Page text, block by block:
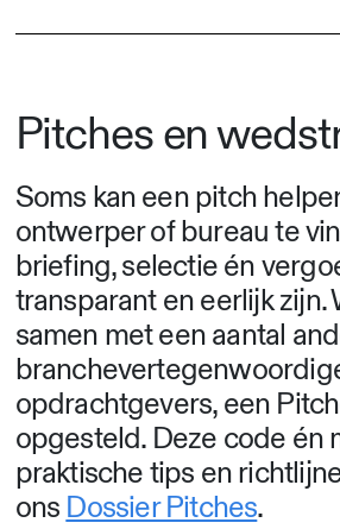
Pitches en
Soms kan een pitch
ontwerper of bureau te
briefing, selectie én
transparant en eerlijk zijn.
samen met een aantal
opdrachtgevers, een
opgesteld. Deze code én
praktische tips en
ons Dossier Pitches.